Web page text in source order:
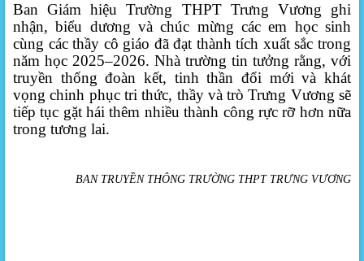
Ban Giám hiệu Trường THPT Trưng Vương ghi
nhận, biểu dương và chúc mừng các em học sinh
cùng các thầy cô giáo đã đạt thành tích xuất sắc trong
năm học 2025–2026. Nhà trường tin tưởng rằng, với
truyền thống đoàn kết, tinh thần đổi mới và khát
vọng chinh phục tri thức, thầy và trò Trưng Vương sẽ
tiếp tục gặt hái thêm nhiều thành công rực rỡ hơn nữa
trong tương lai.
BAN TRUYỀN THÔNG TRƯỜNG THPT TRƯNG VƯƠNG